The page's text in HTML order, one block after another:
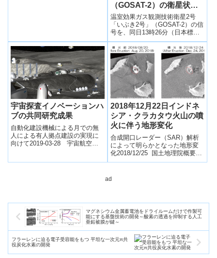
（GOSAT-2）の衛星状態
について
温室効果ガス観測技術衛星2号
「いぶき2号」（GOSAT-2）の信
号を、同日13時26分（日本標準
時）からオーストラリアのミン
ゲニュー局で受信し、太陽電池
パドルの展開が正常に行われた
ことを確認した。続いて、13時
47分（日本標準時）に南極のト
ロール局で受信し、衛星の太陽
捕捉制御が正常に行われたこと
を確認した。
宇宙探査イノベーションハ
ブの共同研究成果
自動化建設機械による月での無
人による有人拠点建設の実現に
向けて2019-03-28 宇宙航空研
2018年12月22日インドネ
シア・クラカタウ火山の噴
火に伴う地形変化
合成開口レーダー（SAR）解析
によって明らかとなった地形変
化2018/12/25 国土地理院概要
2018年12月22日（UTC）にイン
ad
マグネシウム金属蓄電池をドライルームだけで作製可
能にする基盤技術の開発～酸素の透過を抑制する人工
亜鉛被膜が鍵～
フラーレンに迫る電子受容能をもつ 平坦な一次元π共
役炭化水素の開発